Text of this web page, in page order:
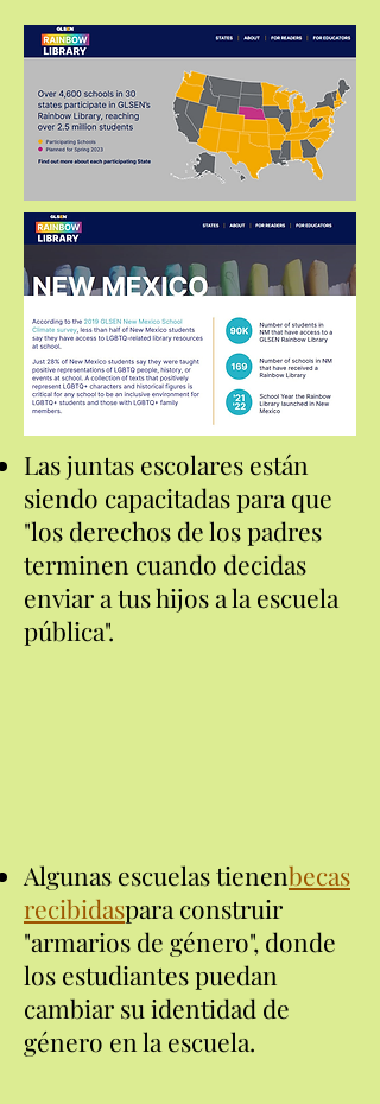
Las juntas escolares están
siendo capacitadas para que
"los derechos de los padres
terminen cuando decidas
enviar a tus hijos a la escuela
pública".
Algunas escuelas tienenbecas
recibidaspara construir
"armarios de género", donde
los estudiantes puedan
cambiar su identidad de
género en la escuela.